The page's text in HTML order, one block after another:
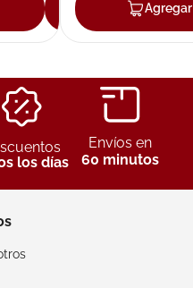
AgregarAgregar
los días
Envíos en
60 minutos